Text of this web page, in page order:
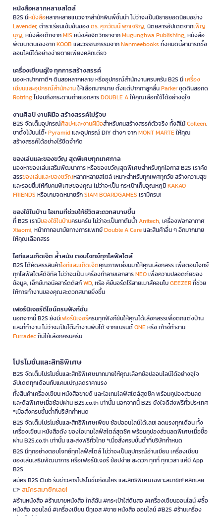
หนังสือหลากหลายสไตล์
B2S มีหนังสือหลากหลายแนวจากสำนักพิมพ์ชั้นนำ ไม่ว่าจะเป็นนิยายยอดนิยมอย่าง
Lavender, ตำราเรียนเข้มข้นของดร. ศุภวัฒน์ พุกเจริญ, นิตยสารอัปเดตจากเพ็ญ
บุญ, หนังสือเด็กจากMIS หนังสือจิตวิทยาจากMugunghwa Publishing, หนังสือ
พัฒนาตนเองจากKOOB และวรรณกรรมจากNanmeebooks ทั้งหมดนี้สามารถซื้อ
ออนไลน์ได้อย่างง่ายดายเพียงคลิกเดียว
เครื่องเขียนคู่ใจ ทุกการสร้างสรรค์
มองหาปากกาดีๆ ดินสอหลากหลาย หรืออุปกรณ์สำนักงานครบครัน B2S มีเครื่อง
เขียนและอุปกรณ์สำนักงานให้เลือกมากมาย ตั้งแต่ปากกาลูกลื่นParkerชุดดินสอกด
Rotringไปจนถึงกระดาษถ่ายเอกสารDOUBLE Aให้คุณเลือกใช้ได้อย่างจุใจ
งานศิลป์ งานฝีมือ สร้างสรรค์ไม่รู้จบ
B2S จัดเต็มอุปกรณ์ศิลปะและงานฝีมือสำหรับคนสร้างสรรค์ตัวจริง ทั้งสีไม้Colleen,
ขาตั้งไม้บนโต๊ะPyramidและอุปกรณ์ DIY ต่างๆ จากMONT MARTEให้คุณ
สร้างสรรค์ได้อย่างไร้ขีดจำกัด
ของเล่นและของขวัญ สุดพิเศษทุกเทศกาล
มองหาของเล่นเสริมพัฒนาการ หรือของขวัญสุดพิเศษสำหรับทุกโอกาส B2S เราคัด
สรรของเล่นและของขวัญหลากหลายสไตล์ เหมาะสำหรับทุกเพศทุกวัย สร้างความสุข
และรอยยิ้มให้กับคนพิเศษของคุณ ไม่ว่าจะเป็น กระเป๋าเก็บอุณหภูมิKAKAO
FRIENDS หรือเกมจดหมายรักSIAM BOARDGAMES เรามีครบ!
ของใช้ในบ้าน ไอเทมที่ช่วยให้ชีวิตสะดวกสบายขึ้น
ที่ B2S เรามีของใช้ในบ้านครบครัน ไม่ว่าจะเป็นกาต้มน้ำAnitech, เครื่องฟอกอากาศ
Xiaomi, หน้ากากอนามัยทางการแพทย์Double A Careและสินค้าอื่น ๆ อีกมากมาย
ให้คุณเลือกสรร
ไอทีและแก็ดเจ็ต ล้ำสมัย ตอบโจทย์ทุกไลฟ์สไตล์
B2S ได้คัดสรรสินค้าไอทีและแก็ดเจ็ตคุณภาพเยี่ยมมาให้คุณเลือกสรร เพื่อตอบโจทย์
ทุกไลฟ์สไตล์ดิจิทัล ไม่ว่าจะเป็น เครื่องทำลายเอกสารNEOเพื่อความปลอดภัยของ
ข้อมูล, เอ็กซ์เทอนัลฮาร์ดดิสก์WD, หรือ คีย์บอร์ดไร้สายเมาส์คอมโบGEEZERที่ช่วย
ให้การทำงานของคุณสะดวกสบายยิ่งขึ้น
เฟอร์นิเจอร์ดีไซน์ครบฟังก์ชั่น
นอกจากนี้ B2S ยังมีเฟอร์นิเจอร์ครบทุกฟังก์ชันให้คุณได้เลือกสรรเพื่อตกแต่งบ้าน
และที่ทำงาน ไม่ว่าจะเป็นโต๊ะทำงานพับได้ จากแบรนด์ONEหรือ เก้าอี้ทำงาน
Furradecก็มีให้เลือกครบครัน
โปรโมชั่นและสิทธิพิเศษ
B2S จัดเต็มโปรโมชั่นและสิทธิพิเศษมากมายให้คุณเลือกช้อปออนไลน์ได้อย่างจุใจ
อัปเดตทุกเดือนกับแคมเปญลดราคาแรง
ทั้งสินค้าเครื่องเขียน หนังสือขายดี และไอเทมไลฟ์สไตล์สุดชิค พร้อมคูปองส่วนลด
และดีลพิเศษเมื่อช้อปผ่าน B2S.co.th เท่านั้น นอกจากนี้ B2S ยังใจดีส่งฟรีทั่วประเทศ
*เมื่อสั่งครบขั้นต่ำที่บริษัทกำหนด
B2S จัดเต็มโปรโมชั่นและสิทธิพิเศษเพียบ ช้อปออนไลน์ได้เลย! ลดแรงทุกเดือน ทั้ง
เครื่องเขียน หนังสือดัง ของไอเทมไลฟ์สไตล์สุดชิค พร้อมคูปองส่วนลดพิเศษเมื่อซื้อ
ผ่าน B2S.co.th เท่านั้น และส่งฟรีทั่วไทย *เมื่อสั่งครบขั้นต่ำที่บริษัทกำหนด
B2S มีทุกอย่างตอบโจทย์ทุกไลฟ์สไตล์ ไม่ว่าจะเป็นอุปกรณ์อ่านเขียน เครื่องเขียน
ของเล่นเสริมพัฒนาการ หรือเฟอร์นิเจอร์ ช้อปง่าย สะดวก ทุกที่ ทุกเวลา แค่มี App
B2S
สมัคร B2S Club รับข่าวสารโปรโมชั่นก่อนใคร และสิทธิพิเศษเฉพาะสมาชิก! คลิกเลย
👉 สมัครสมาชิกเลย!
#ร้านหนังสือ #ร้านขายหนังสือ ใกล้ฉัน #กระเป๋าใส่ดินสอ #เครื่องเขียนออนไลน์ #ซื้อ
หนังสือ ออนไลน์ #เครื่องเขียน บีทูเอส #ขาย หนังสือ ออนไลน์ #B2S #ร้านเครื่อง